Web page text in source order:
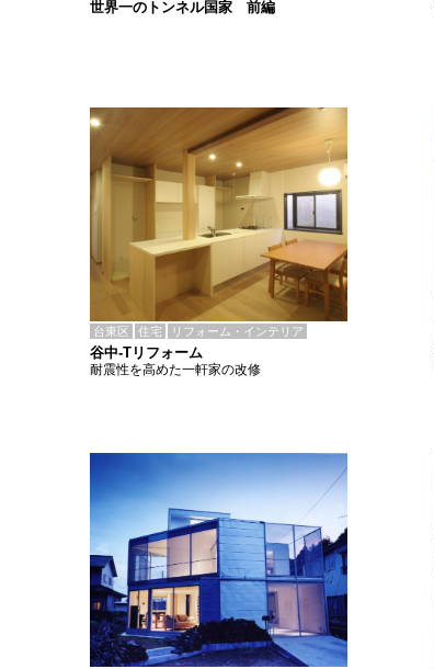
世界一のトンネル国家 前編
台東区 住宅 リフォーム・インテリア
谷中-Tリフォーム
耐震性を高めた一軒家の改修